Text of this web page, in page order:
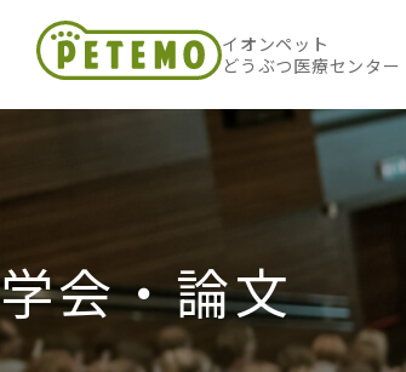
イオンペット
どうぶつ医療センター
学会・論文